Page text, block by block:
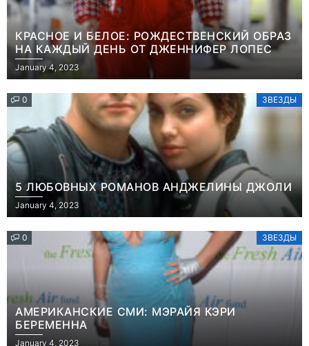
КРАСНОЕ И БЕЛОЕ: РОЖДЕСТВЕНСКИЙ ОБРАЗ
НА КАЖДЫЙ ДЕНЬ ОТ ДЖЕННИФЕР ЛОПЕС
January 4, 2023
0 ЗВЕЗДЫ
5 ЛЮБОВНЫХ РОМАНОВ АНДЖЕЛИНЫ ДЖОЛИ
January 4, 2023
0 ЗВЕЗДЫ
АМЕРИКАНСКИЕ СМИ: МЭРАЙЯ КЭРИ
БЕРЕМЕННА
January 4, 2023
Игры